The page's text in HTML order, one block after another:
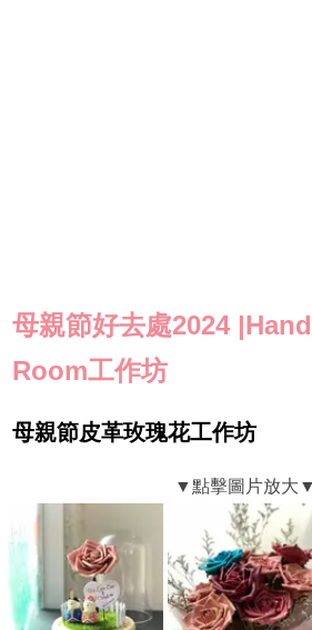
母親節好去處2024
Room工作坊
母親節皮革玫瑰花工作坊